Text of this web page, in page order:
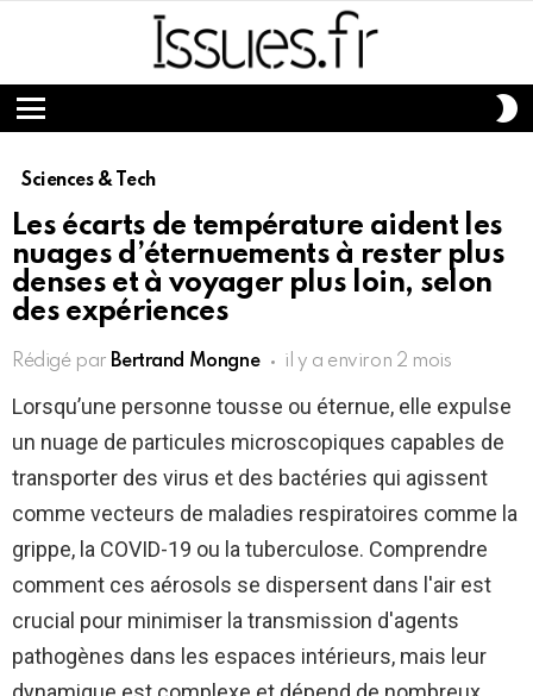
Menu
Sciences & Tech
Les écarts de température aident les
nuages ​​​​d’éternuements à rester plus
denses et à voyager plus loin, selon
des expériences
Rédigé par Bertrand Mongne il y a environ 2 mois
Lorsqu’une personne tousse ou éternue, elle expulse
un nuage de particules microscopiques capables de
transporter des virus et des bactéries qui agissent
comme vecteurs de maladies respiratoires comme la
grippe, la COVID-19 ou la tuberculose. Comprendre
comment ces aérosols se dispersent dans l'air est
crucial pour minimiser la transmission d'agents
pathogènes dans les espaces intérieurs, mais leur